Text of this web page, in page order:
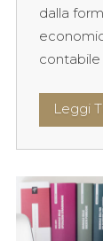
dalla
Leggi